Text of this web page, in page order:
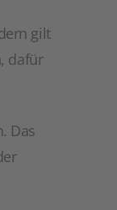
gilt
dafür
Das